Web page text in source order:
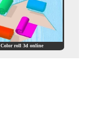
Color roll 3d online